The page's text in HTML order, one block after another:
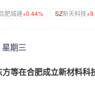
：控股股东拟减持公司不超
亿元回购公司股份。维
股权变动】统一股份：控
肥城建+0.44% SZ新天科技
期三
方等在合肥成立新材料科